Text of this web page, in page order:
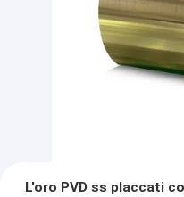
L'oro PVD ss placcati